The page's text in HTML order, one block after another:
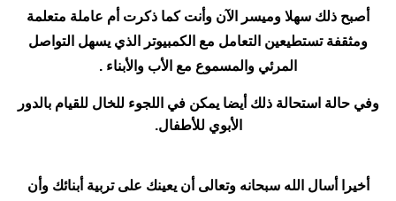
أصبح ذلك سهلا وميسر الآن وأنت كما ذكرت أم عاملة متعلمة
ومثقفة تستطيعين التعامل مع الكمبيوتر الذي يسهل التواصل
المرئي والمسموع مع الأب والأبناء .
وفي حالة استحالة ذلك أيضا يمكن في اللجوء للخال للقيام بالدور
الأبوي للأطفال.
أخيرا أسال الله سبحانه وتعالى أن يعينك على تربية أبنائك وأن